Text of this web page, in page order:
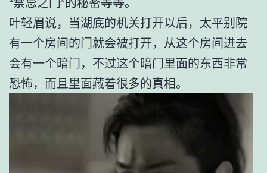
叶轻眉说，当湖底的机关打开以后，太平别院
有一个房间的门就会被打开，从这个房间进去
会有一个暗门，不过这个暗门里面的东西非常
恐怖，而且里面藏着很多的真相。